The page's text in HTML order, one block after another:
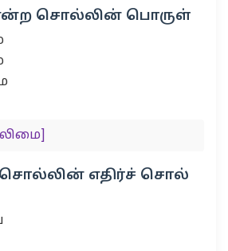
சொல்லின் பொருள்
எதிர்ச் சொல்